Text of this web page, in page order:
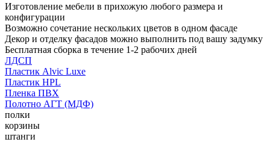
Изготовление мебели в прихожую любого размера и
конфигурации
Возможно сочетание нескольких цветов в одном фасаде
Декор и отделку фасадов можно выполнить под вашу задумку
Бесплатная сборка в течение 1-2 рабочих дней
ЛДСП
Пластик Alvic Luxe
Пластик HPL
Пленка ПВХ
Полотно АГТ (МДФ)
полки
корзины
штанги